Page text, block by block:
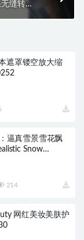
缝转场
遮罩镂空放大缩
逼真雪景雪花飘
Snow
214
网红美妆美肤护